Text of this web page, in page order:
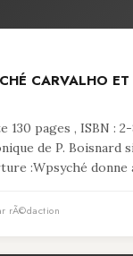
CARVALHO
130 pages , ISBN :
de P. Boisnard
:Wpsyché donne
rÃ©daction